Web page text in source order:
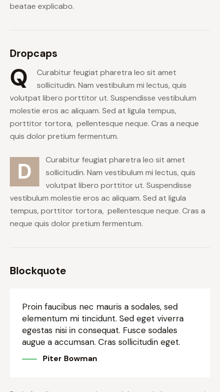
beatae explicabo.
Dropcaps
Q
Curabitur feugiat pharetra leo sit amet
sollicitudin. Nam vestibulum mi lectus, quis
volutpat libero porttitor ut. Suspendisse vestibulum
molestie eros ac aliquam. Sed at ligula tempus,
porttitor tortora, pellentesque neque. Cras a neque
quis dolor pretium fermentum.
D
Curabitur feugiat pharetra leo sit amet
sollicitudin. Nam vestibulum mi lectus, quis
volutpat libero porttitor ut. Suspendisse
vestibulum molestie eros ac aliquam. Sed at ligula
tempus, porttitor tortora, pellentesque neque. Cras a
neque quis dolor pretium fermentum.
Blockquote
Proin faucibus nec mauris a sodales, sed
elementum mi tincidunt. Sed eget viverra
egestas nisi in consequat. Fusce sodales
augue a accumsan. Cras sollicitudin eget.
Piter Bowman